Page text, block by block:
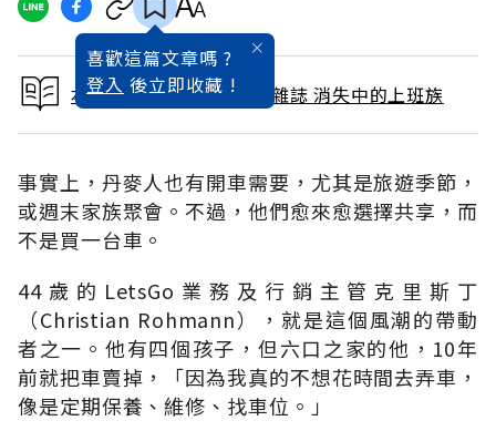
喜歡這篇文章嗎 ?
登入 後立即收藏 !
本文出自 2015 / 10月號雜誌 消失中的上班族
事實上，丹麥人也有開車需要，尤其是旅遊季節，
或週末家族聚會。不過，他們愈來愈選擇共享，而
不是買一台車。
44歲的LetsGo業務及行銷主管克里斯丁
（Christian Rohmann），就是這個風潮的帶動
者之一。他有四個孩子，但六口之家的他，10年
前就把車賣掉，「因為我真的不想花時間去弄車，
像是定期保養、維修、找車位。」